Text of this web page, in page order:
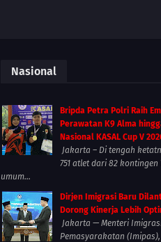
Nasional
Bripda Petra Polri Raih
Perawatan K9 Alma
Nasional KASAL Cup V
Jakarta – Di tengah
751 atlet dari 82 kontingen
umum...
Dirjen Imigrasi Baru
Dorong Kinerja Lebih
Jakarta — Menteri
Pemasyarakatan